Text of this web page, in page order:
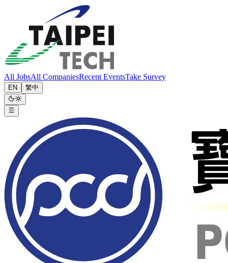
All JobsAll CompaniesRecent EventsTake Survey
EN 繁中